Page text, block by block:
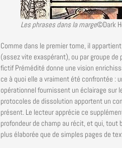
Les phrases dans la marge©Dark
Comme dans le premier tome, il
(assez vite exaspérant), ou par groupe
fictif Prémédité donne une vision
ce à quoi elle a vraiment été confrontée :
opérationnel fournissent un éclairage sur
protocoles de dissolution apportent un
présent. Le lecteur apprécie ce
profondeur de champ au récit, et qui, tout
plus élaborée que de simples pages de